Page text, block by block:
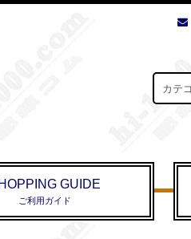
GUIDE
ご利用ガイド